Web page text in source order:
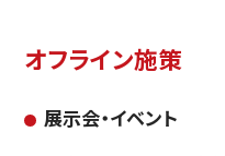
オフライン施策
展示会・イベント